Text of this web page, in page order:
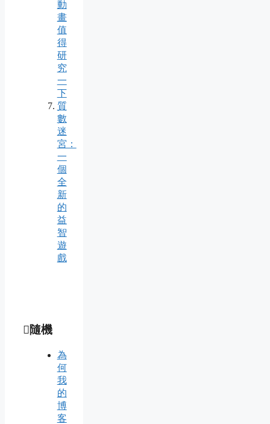
動
畫
值
得
研
究
一
下
質
數
迷
宮：
一
個
全
新
的
益
智
遊
戲
隨機
為
何
我
的
博
客